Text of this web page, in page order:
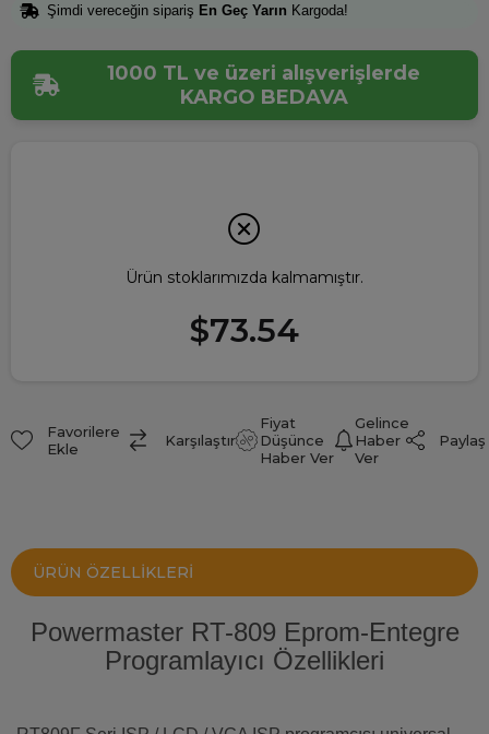
Şimdi vereceğin sipariş En Geç Yarın Kargoda!
1000 TL ve üzeri alışverişlerde
KARGO BEDAVA
Ürün stoklarımızda kalmamıştır.
$73.54
Favorilere
Ekle
Karşılaştır
Fiyat
Düşünce
Haber Ver
Gelince
Haber
Ver
Paylaş
ÜRÜN ÖZELLIKLERI
Powermaster RT-809 Eprom-Entegre
Programlayıcı Özellikleri